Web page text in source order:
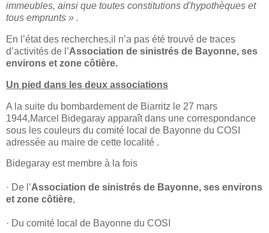
immeubles, ainsi que toutes constitutions d'hypothèques et
tous emprunts » .
En l’état des recherches,il n’a pas été trouvé de traces
d’activités de l’Association de sinistrés de Bayonne, ses
environs et zone côtière.
Un pied dans les deux associations
A la suite du bombardement de Biarritz le 27 mars
1944,Marcel Bidegaray apparaît dans une correspondance
sous les couleurs du comité local de Bayonne du COSI
adressée au maire de cette localité .
Bidegaray est membre à la fois
· De l’Association de sinistrés de Bayonne, ses environs
et zone côtière,
· Du comité local de Bayonne du COSI